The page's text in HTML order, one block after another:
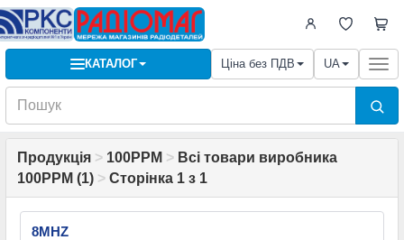
КАТАЛОГ Ціна без ПДВ UA
Продукція > 100PPM > Всі товари виробника
100PPM (1) > Сторінка 1 з 1
8MHZ